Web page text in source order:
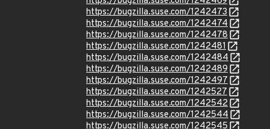
https://bugzilla.suse.com/1242473
https://bugzilla.suse.com/1242474
https://bugzilla.suse.com/1242478
https://bugzilla.suse.com/1242481
https://bugzilla.suse.com/1242484
https://bugzilla.suse.com/1242489
https://bugzilla.suse.com/1242497
https://bugzilla.suse.com/1242527
https://bugzilla.suse.com/1242542
https://bugzilla.suse.com/1242544
https://bugzilla.suse.com/1242545